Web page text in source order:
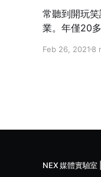
常聽到開玩
業。年僅20
了一個創業
Feb 26, 2021 8
NEX 媒體實驗室